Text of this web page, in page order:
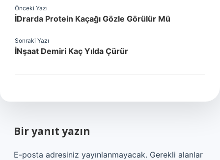
Önceki Yazı
İDrarda Protein Kaçağı Gözle Görülür Mü
Sonraki Yazı
İNşaat Demiri Kaç Yılda Çürür
Bir yanıt yazın
E-posta adresiniz yayınlanmayacak. Gerekli alanlar